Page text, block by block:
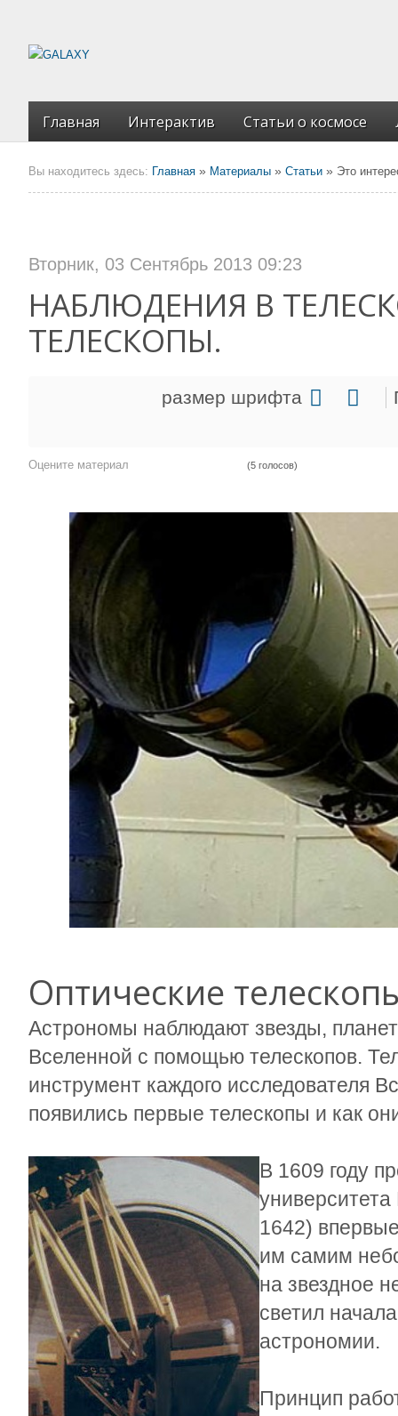
Главная Интерактив Статьи о космосе
Вы находитесь здесь: Главная » Материалы » Статьи » Это
Вторник, 03 Сентябрь 2013 09:23
НАБЛЮДЕНИЯ В
ТЕЛЕСКОПЫ.
размер шрифта
Оцените материал (5 голосов)
Оптические
Астрономы наблюдают звезды,
Вселенной с помощью телескопов.
инструмент каждого исследователя
появились первые телескопы и как
В 1609 году
1642)
им самим
на звездное
светил
астрономии.
Принцип